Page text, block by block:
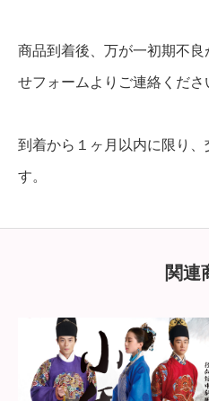
商品到着後、万が一初期不
せフォームよりご連絡くださ
到着から１ヶ月以内に限り
す。
関連